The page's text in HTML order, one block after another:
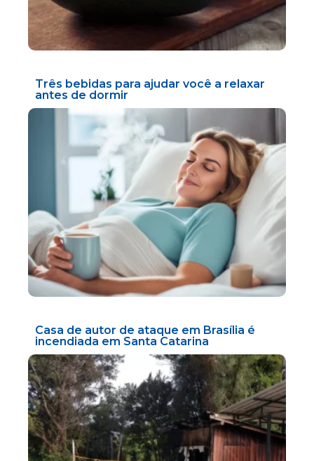
Três bebidas para ajudar você a relaxar
antes de dormir
Casa de autor de ataque em Brasília é
incendiada em Santa Catarina